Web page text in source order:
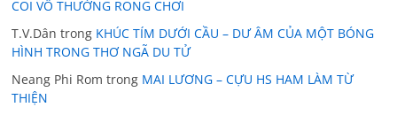
CÕI VÔ THƯỜNG RONG CHƠI
T.V.Dân trong KHÚC TÍM DƯỚI CẦU – DƯ ÂM CỦA MỘT BÓNG
HÌNH TRONG THƠ NGÃ DU TỬ
Neang Phi Rom trong MAI LƯƠNG – CỰU HS HAM LÀM TỪ
THIỆN